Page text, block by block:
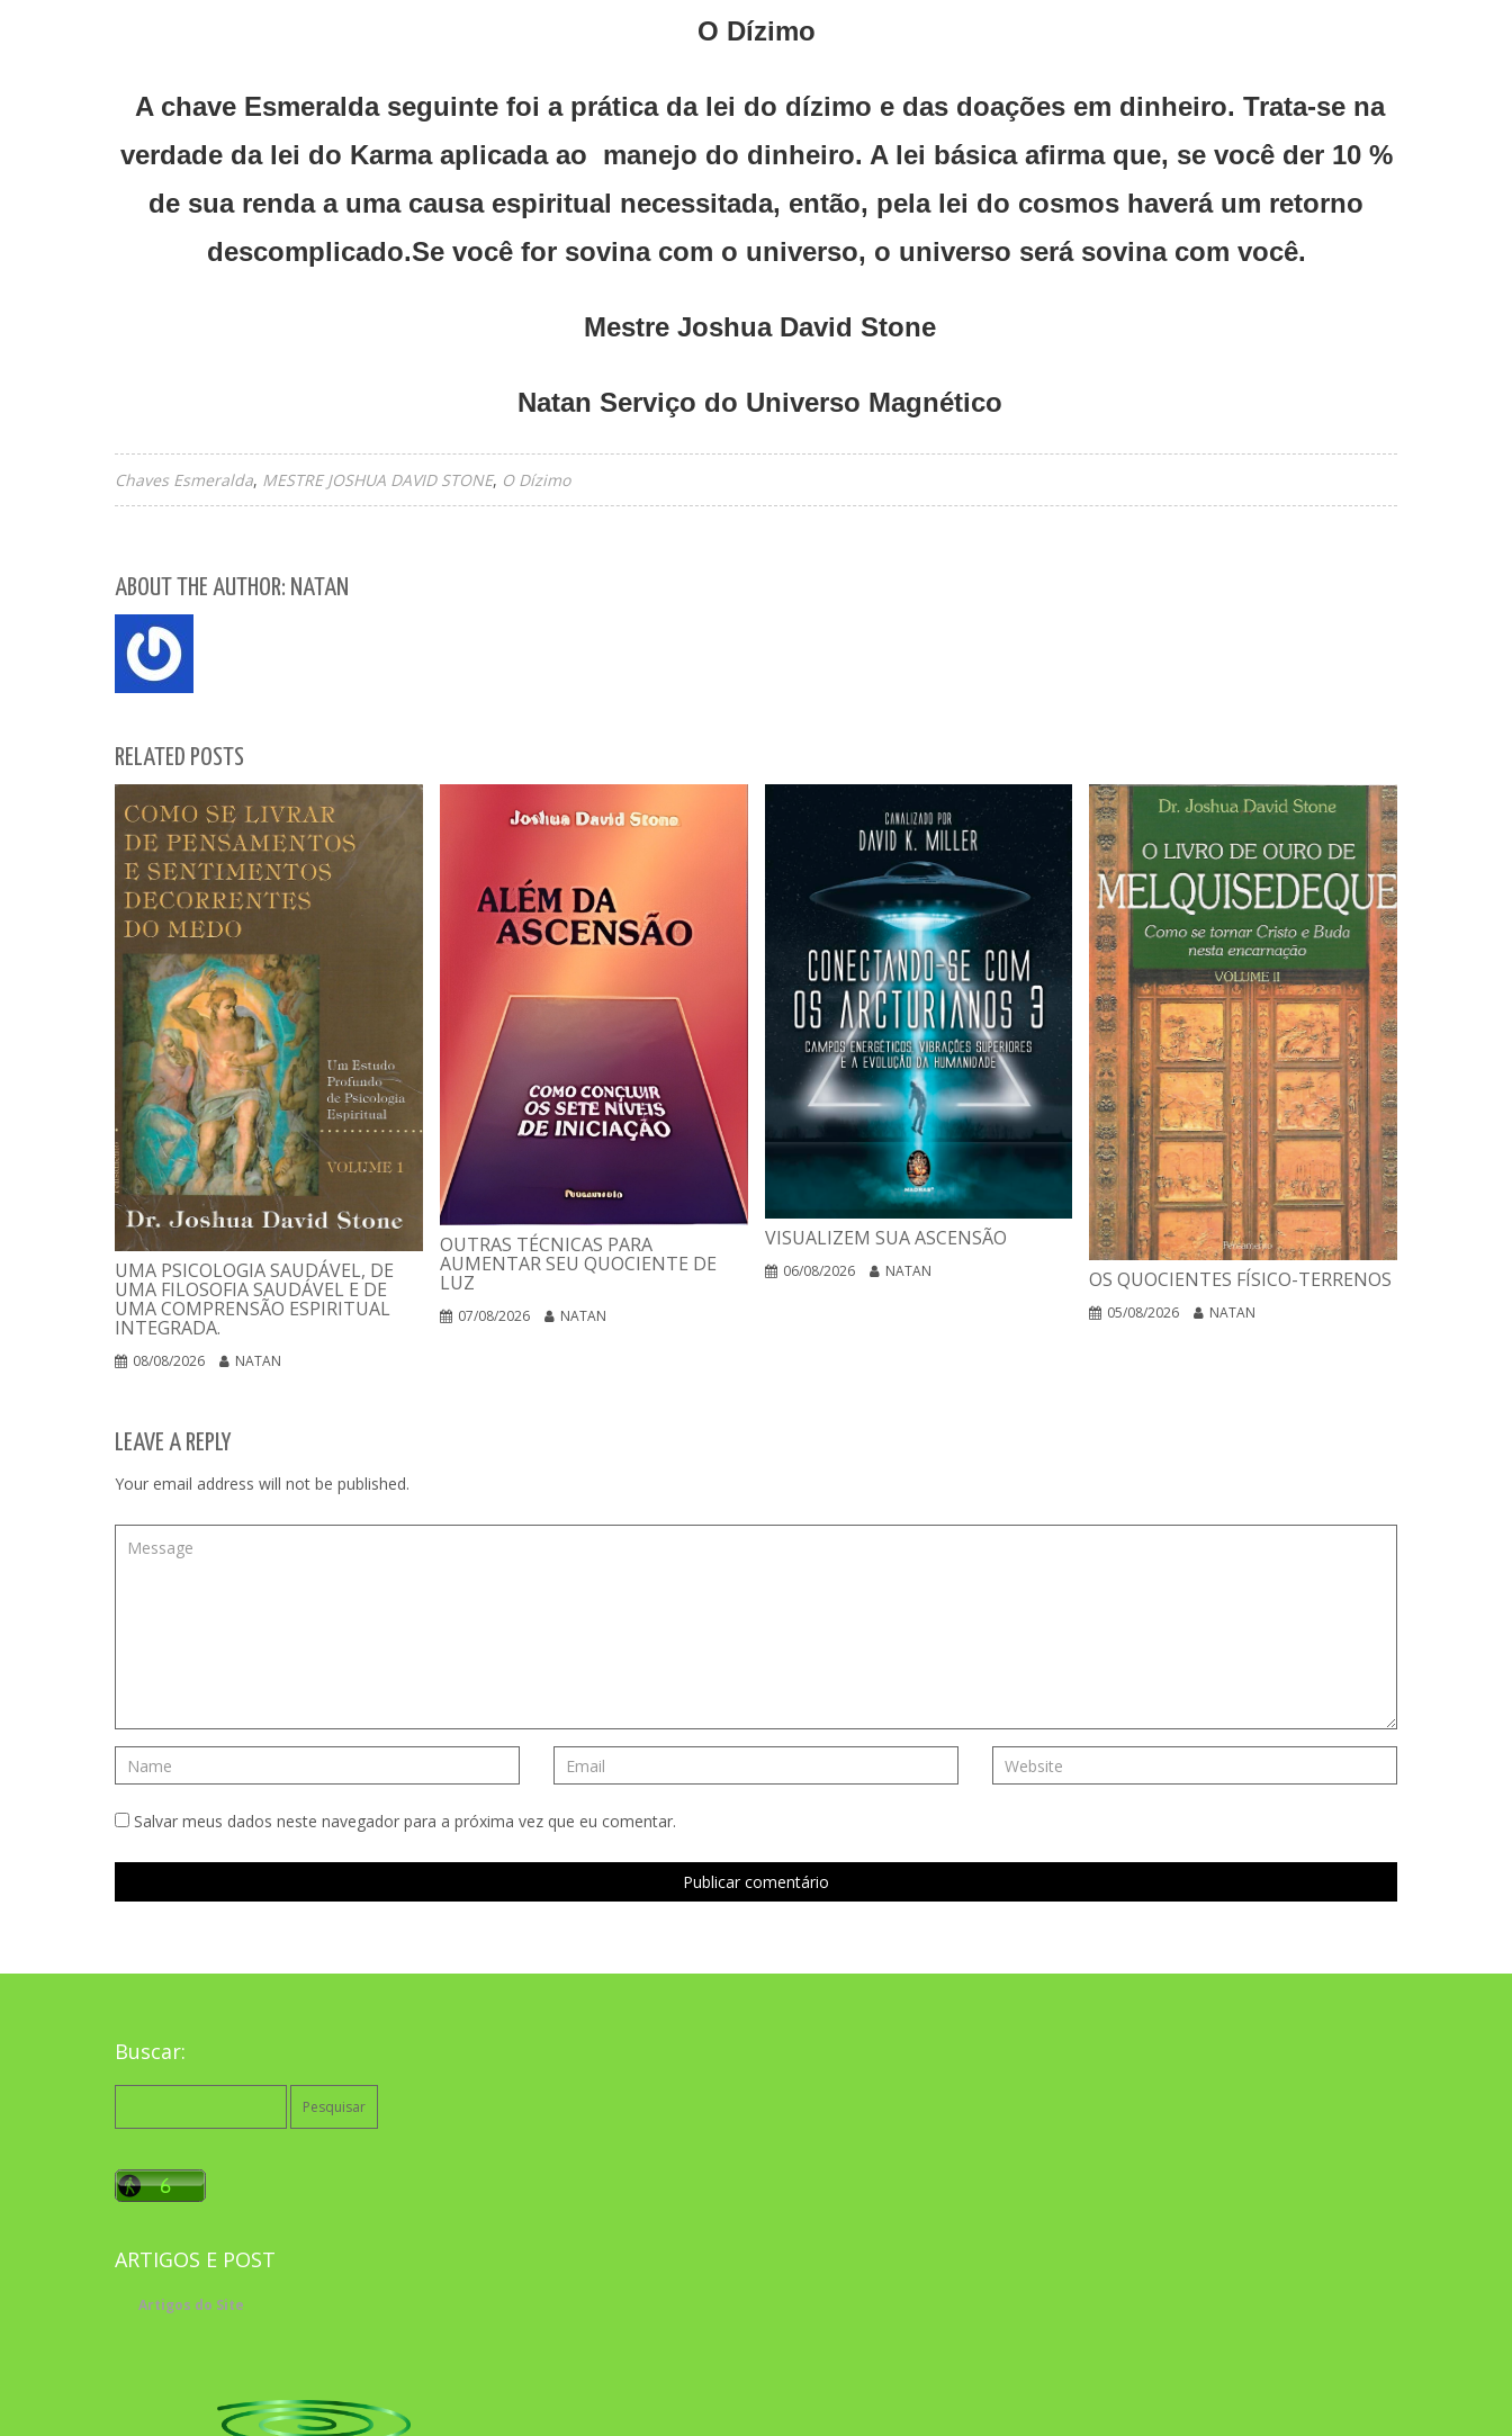
O Dízimo
A chave Esmeralda seguinte foi a prática da lei do dízimo e das doações em dinheiro. Trata-se na
verdade da lei do Karma aplicada ao manejo do dinheiro. A lei básica afirma que, se você der 10 %
de sua renda a uma causa espiritual necessitada, então, pela lei do cosmos haverá um retorno
descomplicado.Se você for sovina com o universo, o universo será sovina com você.
Mestre Joshua David Stone
Natan Serviço do Universo Magnético
Chaves Esmeralda MESTRE JOSHUA DAVID STONE O Dízimo
ABOUT THE AUTHOR: NATAN
RELATED POSTS
UMA PSICOLOGIA SAUDÁVEL, DE
UMA FILOSOFIA SAUDÁVEL E DE
UMA COMPRENSÃO ESPIRITUAL
INTEGRADA.
08/08/2026 NATAN
OUTRAS TÉCNICAS PARA
AUMENTAR SEU QUOCIENTE DE
LUZ
07/08/2026 NATAN
VISUALIZEM SUA ASCENSÃO
06/08/2026 NATAN OS QUOCIENTES FÍSICO-TERRENOS
05/08/2026 NATAN
LEAVE A REPLY
Your email address will not be published.
Salvar meus dados neste navegador para a próxima vez que eu comentar.
Buscar:
ARTIGOS E POST
Artigos do Site